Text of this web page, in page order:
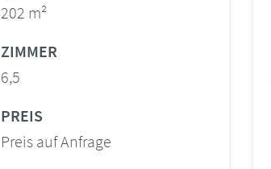
202 m²
ZIMMER
6,5
PREIS
Preis auf Anfrage